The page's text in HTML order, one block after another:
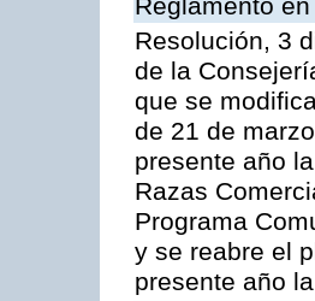
Reglamento
Resolución, 3
de la
que se
de 21 de
presente año
Razas
Programa
y se reabre el
presente año